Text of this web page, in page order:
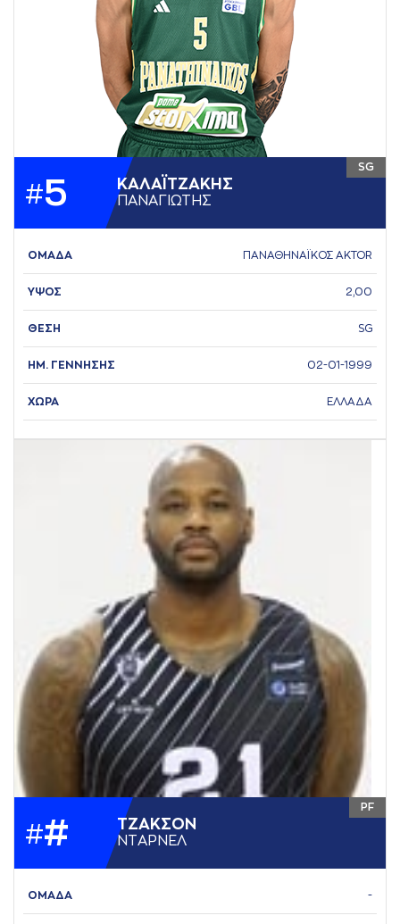
#5 ΚAΛAΪΤΖAΚΗΣ
ΠAΝAΓΙΩΤΗΣ
SG
ΟΜΑΔΑ ΠΑΝΑΘΗΝΑΪΚΟΣ AKTOR
ΥΨΟΣ 2,00
ΘΕΣΗ SG
ΗΜ. ΓΕΝΝΗΣΗΣ 02-01-1999
ΧΩΡΑ ΕΛΛΑΔΑ
## ΤΖAΚΣΟΝ
ΝΤAΡΝΕΛ
PF
ΟΜΑΔΑ -